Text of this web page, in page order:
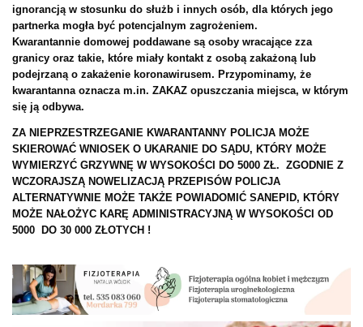
ignorancją w stosunku do służb i innych osób, dla których jego
partnerka mogła być potencjalnym zagrożeniem.
Kwarantannie domowej poddawane są osoby wracające zza
granicy oraz takie, które miały kontakt z osobą zakażoną lub
podejrzaną o zakażenie koronawirusem. Przypominamy, że
kwarantanna oznacza m.in. ZAKAZ opuszczania miejsca, w którym
się ją odbywa.
ZA NIEPRZESTRZEGANIE KWARANTANNY POLICJA MOŻE
SKIEROWAĆ WNIOSEK O UKARANIE DO SĄDU, KTÓRY MOŻE
WYMIERZYĆ GRZYWNĘ W WYSOKOŚCI DO 5000 ZŁ. ZGODNIE Z
WCZORAJSZĄ NOWELIZACJĄ PRZEPISÓW POLICJA
ALTERNATYWNIE MOŻE TAKŻE POWIADOMIĆ SANEPID, KTÓRY
MOŻE NAŁOŻYC KARĘ ADMINISTRACYJNĄ W WYSOKOŚCI OD
5000 DO 30 000 ZŁOTYCH !